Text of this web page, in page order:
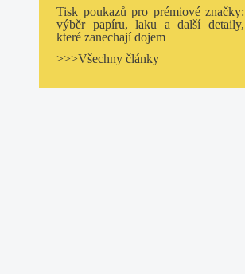
Tisk poukazů pro prémiové značky:
výběr papíru, laku a další detaily,
které zanechají dojem
>>>Všechny články